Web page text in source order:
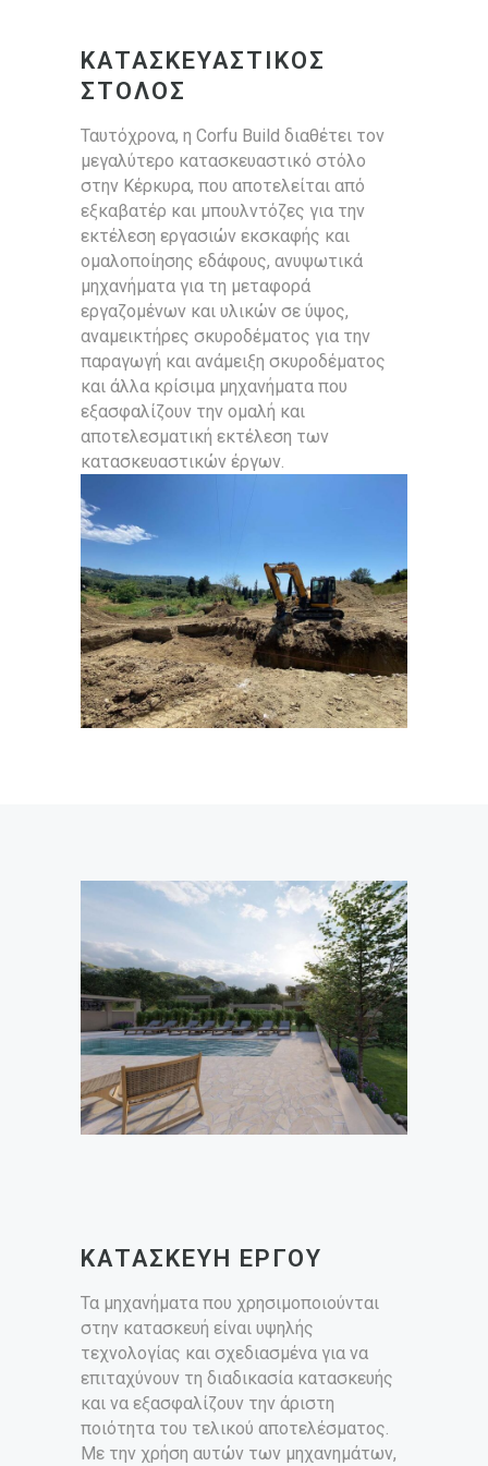
ΚΑΤΑΣΚΕΥΑΣΤΙΚΟΣ
ΣΤΟΛΟΣ
Ταυτόχρονα, η Corfu Build διαθέτει τον
μεγαλύτερο κατασκευαστικό στόλο
στην Κέρκυρα, που αποτελείται από
εξκαβατέρ και μπουλντόζες για την
εκτέλεση εργασιών εκσκαφής και
ομαλοποίησης εδάφους, ανυψωτικά
μηχανήματα για τη μεταφορά
εργαζομένων και υλικών σε ύψος,
αναμεικτήρες σκυροδέματος για την
παραγωγή και ανάμειξη σκυροδέματος
και άλλα κρίσιμα μηχανήματα που
εξασφαλίζουν την ομαλή και
αποτελεσματική εκτέλεση των
κατασκευαστικών έργων.
ΚΑΤΑΣΚΕΥΗ ΕΡΓΟΥ
Τα μηχανήματα που χρησιμοποιούνται
στην κατασκευή είναι υψηλής
τεχνολογίας και σχεδιασμένα για να
επιταχύνουν τη διαδικασία κατασκευής
και να εξασφαλίζουν την άριστη
ποιότητα του τελικού αποτελέσματος.
Με την χρήση αυτών των μηχανημάτων,